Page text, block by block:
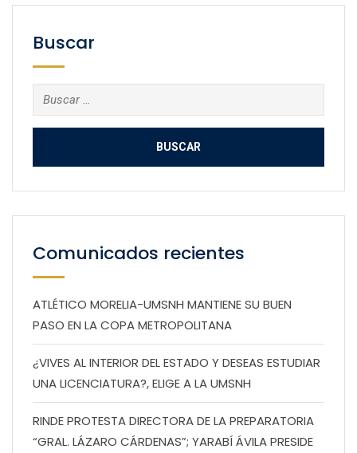
Buscar
Buscar:
Comunicados recientes
ATLÉTICO MORELIA-UMSNH MANTIENE SU BUEN
PASO EN LA COPA METROPOLITANA
¿VIVES AL INTERIOR DEL ESTADO Y DESEAS ESTUDIAR
UNA LICENCIATURA?, ELIGE A LA UMSNH
RINDE PROTESTA DIRECTORA DE LA PREPARATORIA
“GRAL. LÁZARO CÁRDENAS”; YARABÍ ÁVILA PRESIDE